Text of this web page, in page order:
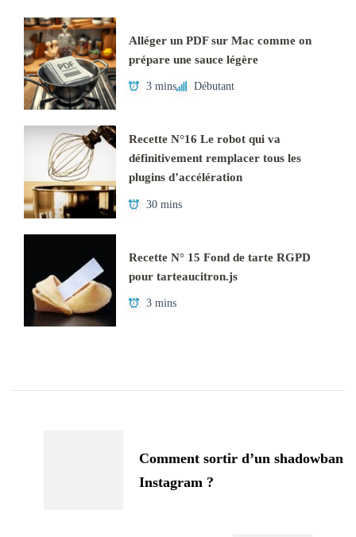
Alléger un PDF sur Mac comme on
prépare une sauce légère
3 mins Débutant
Recette N°16 Le robot qui va
définitivement remplacer tous les
plugins d’accélération
30 mins
Recette N° 15 Fond de tarte RGPD
pour tarteaucitron.js
3 mins
Comment sortir d’un shadowban
Instagram ?